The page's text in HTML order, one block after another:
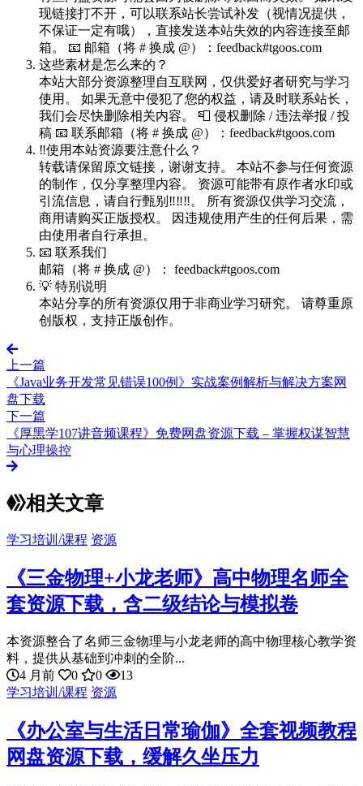
现链接打不开，可以联系站长尝试补发（视情况提供，
不保证一定有哦），直接发送本站失效的内容连接至邮
箱。 📧 邮箱（将 # 换成 @）：feedback#tgoos.com
这些素材是怎么来的？
本站大部分资源整理自互联网，仅供爱好者研究与学习
使用。 如果无意中侵犯了您的权益，请及时联系站长，
我们会尽快删除相关内容。 📮 侵权删除 / 违法举报 / 投
稿 📧 联系邮箱（将 # 换成 @）：feedback#tgoos.com
‼️使用本站资源要注意什么？
转载请保留原文链接，谢谢支持。 本站不参与任何资源
的制作，仅分享整理内容。 资源可能带有原作者水印或
引流信息，请自行甄别‼️‼️‼️。 所有资源仅供学习交流，
商用请购买正版授权。 因违规使用产生的任何后果，需
由使用者自行承担。
📧 联系我们
邮箱（将 # 换成 @）： feedback#tgoos.com
💡 特别说明
本站分享的所有资源仅用于非商业学习研究。 请尊重原
创版权，支持正版创作。
上一篇
《Java业务开发常见错误100例》实战案例解析与解决方案网
盘下载
下一篇
《厚黑学107讲音频课程》免费网盘资源下载 – 掌握权谋智慧
与心理操控
相关文章
学习培训/课程 资源
《三金物理+小龙老师》高中物理名师全
套资源下载，含二级结论与模拟卷
本资源整合了名师三金物理与小龙老师的高中物理核心教学资
料，提供从基础到冲刺的全阶...
4 月前
0 0
13
学习培训/课程 资源
《办公室与生活日常瑜伽》全套视频教程
网盘资源下载，缓解久坐压力